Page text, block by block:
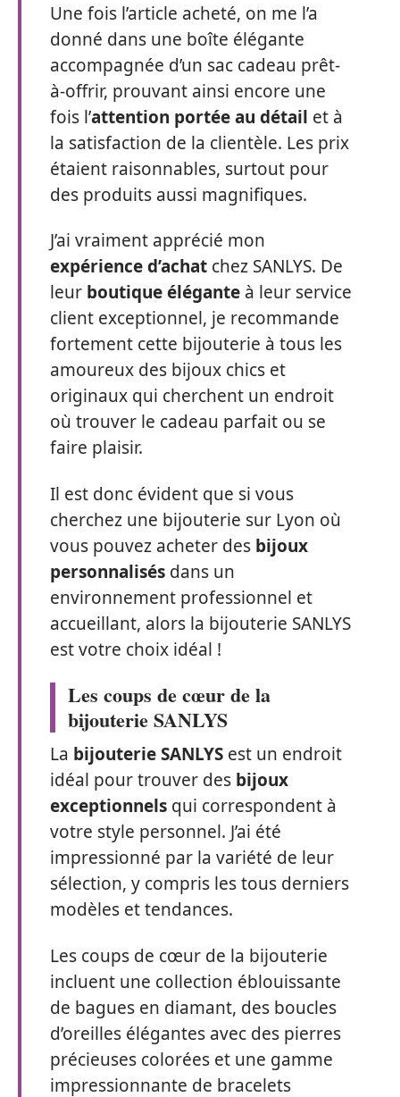
Une fois l’article acheté, on me l’a
donné dans une boîte élégante
accompagnée d’un sac cadeau prêt-
à-offrir, prouvant ainsi encore une
fois l’attention portée au détail et à
la satisfaction de la clientèle. Les prix
étaient raisonnables, surtout pour
des produits aussi magnifiques.
J’ai vraiment apprécié mon
expérience d’achat chez SANLYS. De
leur boutique élégante à leur service
client exceptionnel, je recommande
fortement cette bijouterie à tous les
amoureux des bijoux chics et
originaux qui cherchent un endroit
où trouver le cadeau parfait ou se
faire plaisir.
Il est donc évident que si vous
cherchez une bijouterie sur Lyon où
vous pouvez acheter des bijoux
personnalisés dans un
environnement professionnel et
accueillant, alors la bijouterie SANLYS
est votre choix idéal !
Les coups de cœur de la
bijouterie SANLYS
La bijouterie SANLYS est un endroit
idéal pour trouver des bijoux
exceptionnels qui correspondent à
votre style personnel. J’ai été
impressionné par la variété de leur
sélection, y compris les tous derniers
modèles et tendances.
Les coups de cœur de la bijouterie
incluent une collection éblouissante
de bagues en diamant, des boucles
d’oreilles élégantes avec des pierres
précieuses colorées et une gamme
impressionnante de bracelets